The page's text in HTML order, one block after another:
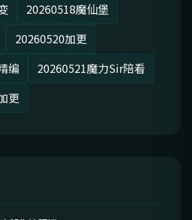
20260518魔仙堡
20260520加更
编
20260521魔力Sir陪看
更